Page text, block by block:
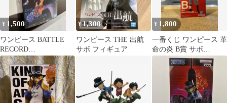
¥ 1,500
ワンピース BATTLE
RECORD
COLLECTION サボ
¥1,300
ワンピース THE 出航
サボ フィギュア
¥ 1,800
一番くじ ワンピース 革
命の炎 B賞 サボ
MASTERLISE